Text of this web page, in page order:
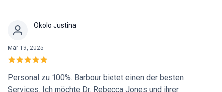
Okolo Justina
Mar 19, 2025
Personal zu 100%. Barbour bietet einen der besten
Services. Ich möchte Dr. Rebecca Jones und ihrer